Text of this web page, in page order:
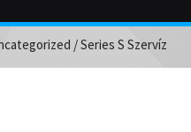
/ Series S Szervíz